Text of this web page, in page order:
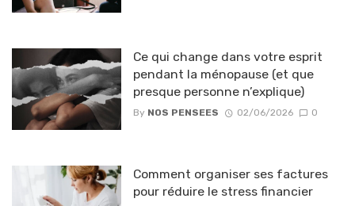
Ce qui change dans votre esprit
pendant la ménopause (et que
presque personne n’explique)
By NOS PENSEES 02/06/2026 0
Comment organiser ses factures
pour réduire le stress financier